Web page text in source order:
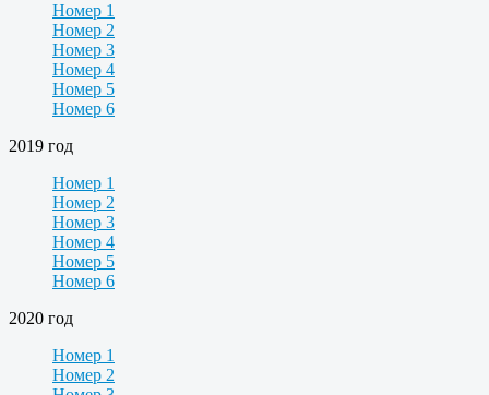
Номер 1
Номер 2
Номер 3
Номер 4
Номер 5
Номер 6
2019 год
Номер 1
Номер 2
Номер 3
Номер 4
Номер 5
Номер 6
2020 год
Номер 1
Номер 2